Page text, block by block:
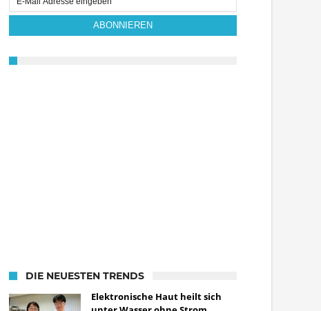
Subscription
ABONNIEREN
DIE NEUESTEN TRENDS
Elektronische Haut heilt sich